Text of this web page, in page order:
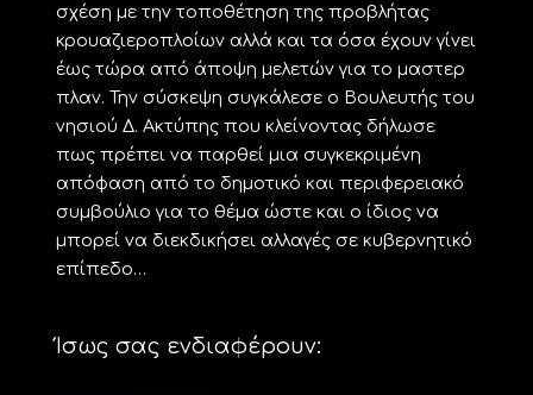
σχέση με την τοποθέτηση της προβλήτας
κρουαζιεροπλοίων αλλά και τα όσα έχουν γίνει
έως τώρα από άποψη μελετών για το μαστερ
πλαν. Την σύσκεψη συγκάλεσε ο Βουλευτής του
νησιού Δ. Ακτύπης που κλείνοντας δήλωσε
πως πρέπει να παρθεί μια συγκεκριμένη
απόφαση από το δημοτικό και περιφερειακό
συμβούλιο για το θέμα ώστε και ο ίδιος να
μπορεί να διεκδικήσει αλλαγές σε κυβερνητικό
επίπεδο…
Ίσως σας ενδιαφέρουν: